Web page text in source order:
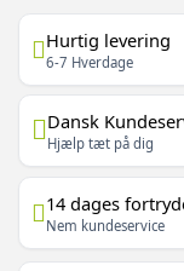
Hurtig levering
6-7 Hverdage
Dansk
Hjælp tæt på dig
14 dages
Nem kundeservice